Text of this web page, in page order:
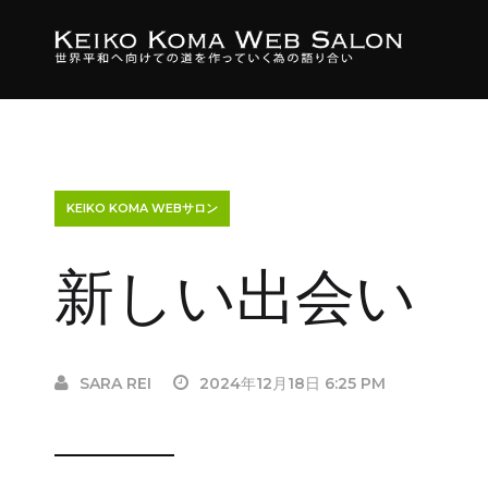
KEIKO KOMA WEBサロン
新しい出会い
SARA REI 2024年12月18日 6:25 PM